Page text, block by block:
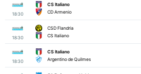
18:30
CS Italiano
CD Armenio
18:30
CSD Flandria
CS Italiano
18:30
CS Italiano
Argentino de Quilmes